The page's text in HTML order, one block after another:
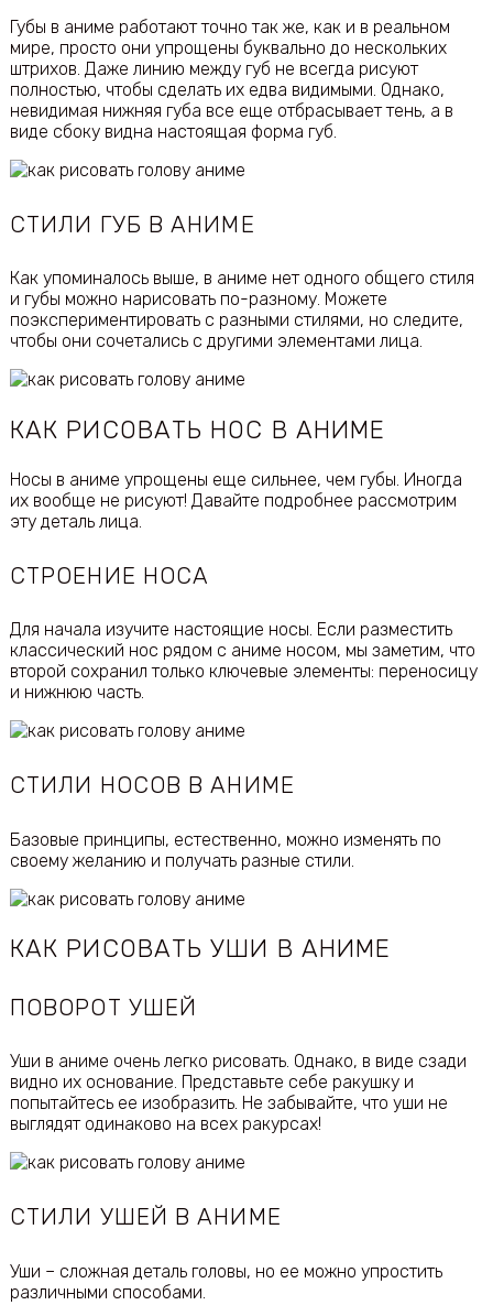
Губы в аниме работают точно так же, как и в реальном
мире, просто они упрощены буквально до нескольких
штрихов. Даже линию между губ не всегда рисуют
полностью, чтобы сделать их едва видимыми. Однако,
невидимая нижняя губа все еще отбрасывает тень, а в
виде сбоку видна настоящая форма губ.
СТИЛИ ГУБ В АНИМЕ
Как упоминалось выше, в аниме нет одного общего стиля
и губы можно нарисовать по-разному. Можете
поэкспериментировать с разными стилями, но следите,
чтобы они сочетались с другими элементами лица.
КАК РИСОВАТЬ НОС В АНИМЕ
Носы в аниме упрощены еще сильнее, чем губы. Иногда
их вообще не рисуют! Давайте подробнее рассмотрим
эту деталь лица.
СТРОЕНИЕ НОСА
Для начала изучите настоящие носы. Если разместить
классический нос рядом с аниме носом, мы заметим, что
второй сохранил только ключевые элементы: переносицу
и нижнюю часть.
СТИЛИ НОСОВ В АНИМЕ
Базовые принципы, естественно, можно изменять по
своему желанию и получать разные стили.
КАК РИСОВАТЬ УШИ В АНИМЕ
ПОВОРОТ УШЕЙ
Уши в аниме очень легко рисовать. Однако, в виде сзади
видно их основание. Представьте себе ракушку и
попытайтесь ее изобразить. Не забывайте, что уши не
выглядят одинаково на всех ракурсах!
СТИЛИ УШЕЙ В АНИМЕ
Уши – сложная деталь головы, но ее можно упростить
различными способами.